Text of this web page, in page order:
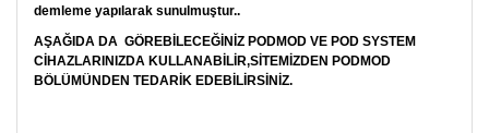
demleme yapılarak sunulmuştur..
AŞAĞIDA DA GÖREBİLECEĞİNİZ PODMOD VE POD SYSTEM
CİHAZLARINIZDA KULLANABİLİR,SİTEMİZDEN PODMOD
BÖLÜMÜNDEN TEDARİK EDEBİLİRSİNİZ.